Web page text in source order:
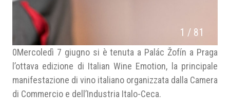
1 / 81
0Mercoledì 7 giugno si è tenuta a Palác Žofín a Praga
l’ottava edizione di Italian Wine Emotion, la principale
manifestazione di vino italiano organizzata dalla Camera
di Commercio e dell’Industria Italo-Ceca.